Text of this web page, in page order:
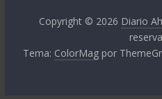
Copyright © 2026 Diario
Tema: ColorMag por